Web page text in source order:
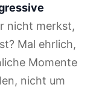
nicht merkst,
Mal ehrlich,
Momente
nicht um